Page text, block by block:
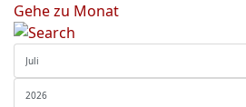
Gehe zu Monat